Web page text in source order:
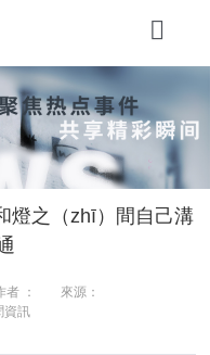
關於
產品
工程
燈之（zhī）間自己溝
者 ：
來源：
資訊